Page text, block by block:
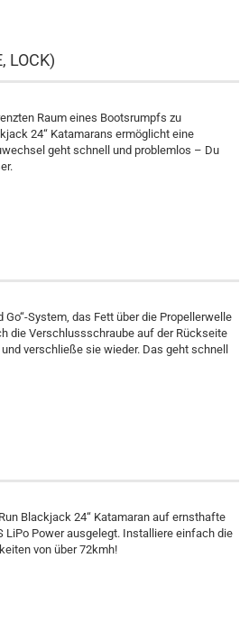
LOCK)
Raum eines Bootsrumpfs zu
24“ Katamarans ermöglicht eine
geht schnell und problemlos – Du
System, das Fett über die Propellerwelle
die Verschlussschraube auf der Rückseite
verschließe sie wieder. Das geht schnell
Blackjack 24“ Katamaran auf ernsthafte
Power ausgelegt. Installiere einfach die
von über 72kmh!